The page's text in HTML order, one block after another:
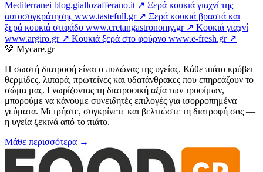
Mediterranei blog.giallozafferano.it ↗ Ξερά κουκιά γιαχνί της
αυτοσυγκράτησης www.tastefull.gr ↗ Ξερά κουκιά βραστά και
ξερά κουκιά στιφάδο www.cretangastronomy.gr ↗ Κουκιά γιαχνί
www.argiro.gr ↗ Κουκιά ξερά στο φούρνο www.e-fresh.gr ↗
💚 Mycare.gr
Η σωστή διατροφή είναι ο πυλώνας της υγείας. Κάθε πιάτο κρύβει
θερμίδες, λιπαρά, πρωτεΐνες και υδατάνθρακες που επηρεάζουν το
σώμα μας. Γνωρίζοντας τη διατροφική αξία των τροφίμων,
μπορούμε να κάνουμε συνειδητές επιλογές για ισορροπημένα
γεύματα. Μετρήστε, συγκρίνετε και βελτιώστε τη διατροφή σας —
η υγεία ξεκινά από το πιάτο.
Μάθε περισσότερα →